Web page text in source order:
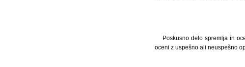
Poskusno delo spremlja in
oceni z uspešno ali neuspešno